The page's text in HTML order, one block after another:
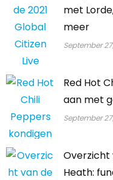
met
meer
September
Red Hot
aan met
September
Overzicht
Heath: